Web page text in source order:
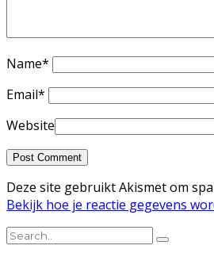
Name*
Email*
Website
Deze site gebruikt Akismet om
Bekijk hoe je reactie gegevens